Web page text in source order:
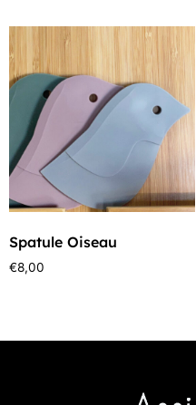
Spatule Oiseau
€8,00